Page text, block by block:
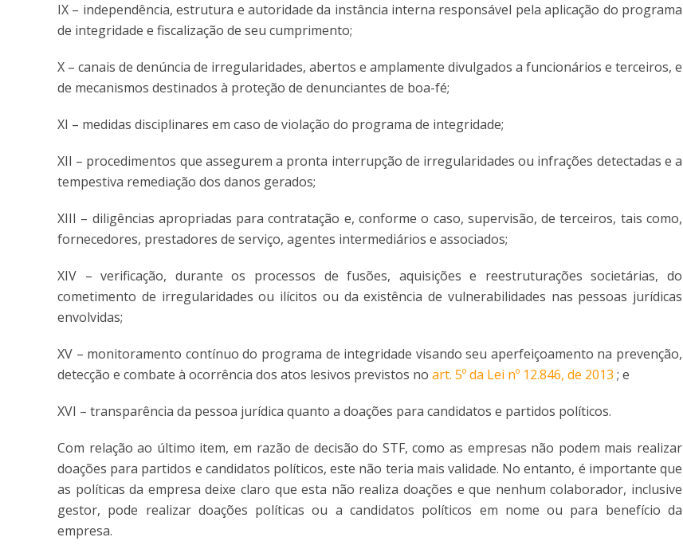
IX – independência, estrutura e autoridade da instância interna responsável pela aplicação do programa
de integridade e fiscalização de seu cumprimento;
X – canais de denúncia de irregularidades, abertos e amplamente divulgados a funcionários e terceiros, e
de mecanismos destinados à proteção de denunciantes de boa-fé;
XI – medidas disciplinares em caso de violação do programa de integridade;
XII – procedimentos que assegurem a pronta interrupção de irregularidades ou infrações detectadas e a
tempestiva remediação dos danos gerados;
XIII – diligências apropriadas para contratação e, conforme o caso, supervisão, de terceiros, tais como,
fornecedores, prestadores de serviço, agentes intermediários e associados;
XIV – verificação, durante os processos de fusões, aquisições e reestruturações societárias, do
cometimento de irregularidades ou ilícitos ou da existência de vulnerabilidades nas pessoas jurídicas
envolvidas;
XV – monitoramento contínuo do programa de integridade visando seu aperfeiçoamento na prevenção,
detecção e combate à ocorrência dos atos lesivos previstos no art. 5º da Lei nº 12.846, de 2013 ; e
XVI – transparência da pessoa jurídica quanto a doações para candidatos e partidos políticos.
Com relação ao último item, em razão de decisão do STF, como as empresas não podem mais realizar
doações para partidos e candidatos políticos, este não teria mais validade. No entanto, é importante que
as políticas da empresa deixe claro que esta não realiza doações e que nenhum colaborador, inclusive
gestor, pode realizar doações políticas ou a candidatos políticos em nome ou para benefício da
empresa.